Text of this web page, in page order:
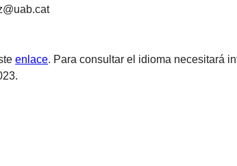
enlace. Para consultar el idioma necesitará